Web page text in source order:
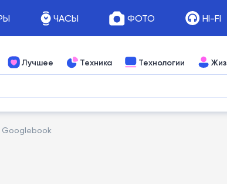
ЧАСЫ ФОТО HI-FI
Лучшее Техника Технологии
Googlebook